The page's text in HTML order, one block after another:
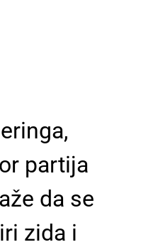
partija
da se
zida i